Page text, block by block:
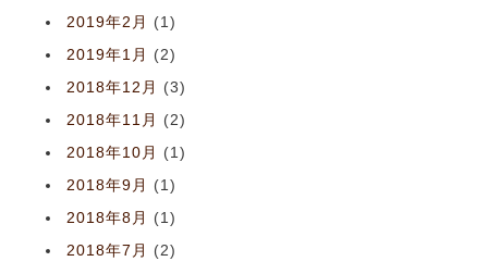
2019年2月
(1)
2019年1月
(2)
2018年12月
(3)
2018年11月
(2)
2018年10月
(1)
2018年9月
(1)
2018年8月
(1)
2018年7月
(2)